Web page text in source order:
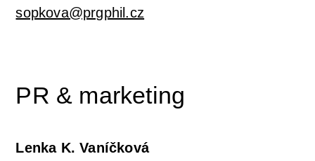
sopkova@prgphil.cz
PR & marketing
Lenka K. Vaníčková